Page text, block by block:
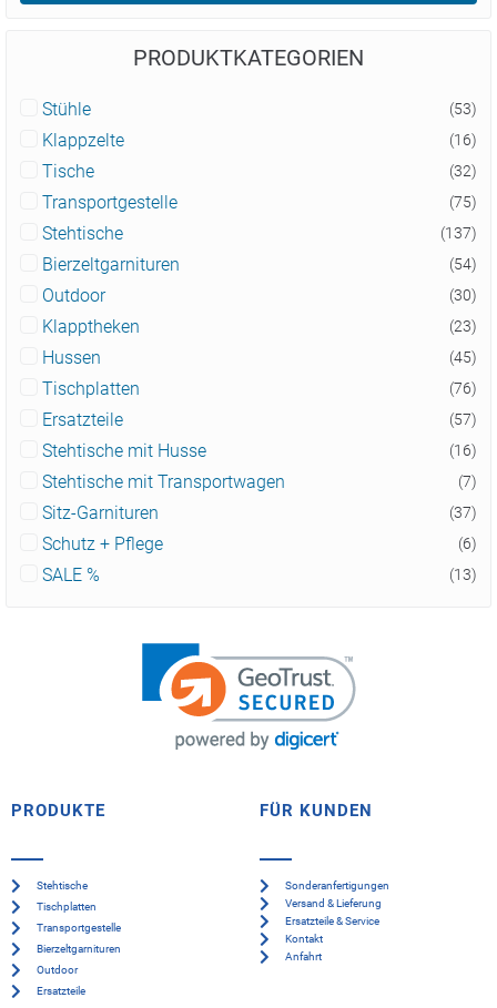
PRODUKTKATEGORIEN
Stühle (53)
Klappzelte (16)
Tische (32)
Transportgestelle (75)
Stehtische (137)
Bierzeltgarnituren (54)
Outdoor (30)
Klapptheken (23)
Hussen (45)
Tischplatten (76)
Ersatzteile (57)
Stehtische mit Husse (16)
Stehtische mit Transportwagen (7)
Sitz-Garnituren (37)
Schutz + Pflege (6)
SALE % (13)
PRODUKTE
Stehtische
Tischplatten
Transportgestelle
Bierzeltgarnituren
Outdoor
Ersatzteile
FÜR KUNDEN
Sonderanfertigungen
Versand & Lieferung
Ersatzteile & Service
Kontakt
Anfahrt